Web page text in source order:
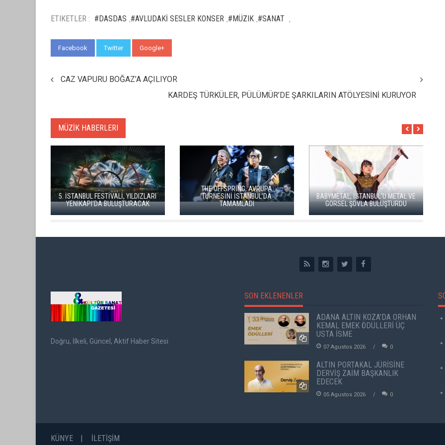
ETIKETLER : #DASDAS #AVLUDAKİ SESLER KONSER #MÜZIK #SANAT
Facebook Twitter Google+
CAZ VAPURU BOĞAZ’A AÇILIYOR
KARDEŞ TÜRKÜLER, PÜLÜMÜR’DE ŞARKILARIN ATÖLYESİNİ KURUYOR
MÜZİK HABERLERI
BABYMETAL, İSTANBUL'U METAL VE
GÖRSEL ŞOVLA BULUŞTURDU
İSTANBUL MÜZİK FESTİVALİ'NDE
TURGAY ERDENER'DEN "KÖROĞLU"
ÇAĞRISI
MODERN METALİN ÖNCÜSÜ
TRİVİUM İSTANBUL'A GELİYOR
Doğru, İlkeli, Güncel, Aktif Haber Sitesi
SON EKLENENLER
ADANA ALTIN KOZA'DA ORHAN
KEMAL EMEK ÖDÜLLERİ ÜÇ
USTA İSME
07 Agustos 2026 0
ALTIN PORTAKAL JÜRİSİNE
DERVİŞ ZAİM BAŞKANLIK
EDECEK
05 Agustos 2026 0
KÜNYE İLETİŞİM